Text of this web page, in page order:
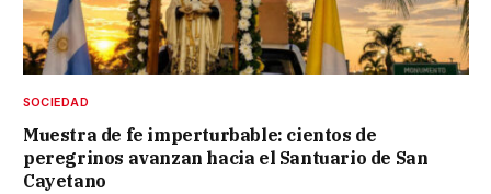
SOCIEDAD
Muestra de fe imperturbable: cientos de
peregrinos avanzan hacia el Santuario de San
Cayetano